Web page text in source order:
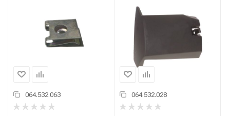
064.532.063 064.532.028